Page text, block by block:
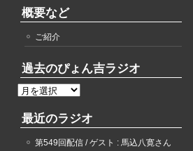
概要など
ご紹介
過去のぴょん吉ラジオ
過
の
最近のラジオ
第549回配信 / ゲスト : 馬込八寛さん